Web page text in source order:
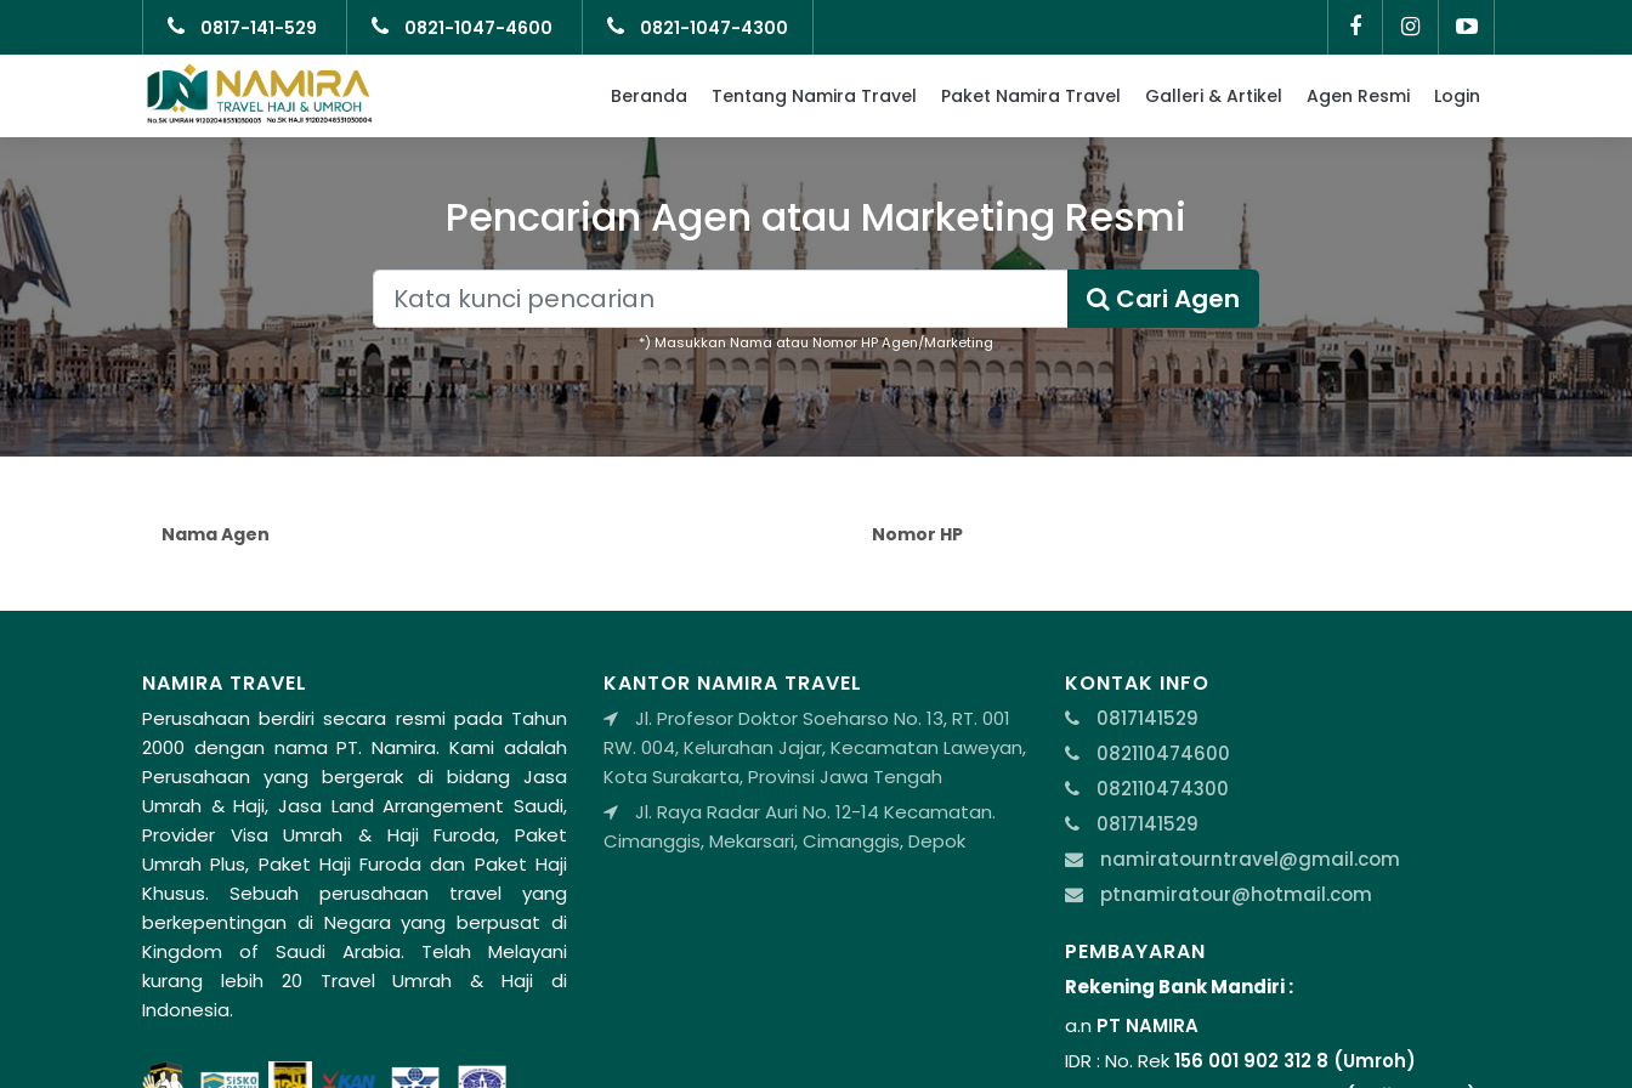
0817-141-529 0821-1047-4600 0821-1047-4300
Beranda Tentang Namira Travel Paket Namira Travel Galleri & Artikel Agen Resmi Login
Pencarian Agen atau Marketing Resmi
Cari Agen
*) Masukkan Nama atau Nomor HP Agen/Marketing
Nama Agen Nomor HP
NAMIRA TRAVEL
Perusahaan berdiri secara resmi pada Tahun
2000 dengan nama PT. Namira. Kami adalah
Perusahaan yang bergerak di bidang Jasa
Umrah & Haji, Jasa Land Arrangement Saudi,
Provider Visa Umrah & Haji Furoda, Paket
Umrah Plus, Paket Haji Furoda dan Paket Haji
Khusus. Sebuah perusahaan travel yang
berkepentingan di Negara yang berpusat di
Kingdom of Saudi Arabia. Telah Melayani
kurang lebih 20 Travel Umrah & Haji di
Indonesia.
KANTOR NAMIRA TRAVEL
Jl. Profesor Doktor Soeharso No. 13, RT. 001
RW. 004, Kelurahan Jajar, Kecamatan Laweyan,
Kota Surakarta, Provinsi Jawa Tengah
Jl. Raya Radar Auri No. 12-14 Kecamatan.
Cimanggis, Mekarsari, Cimanggis, Depok
KONTAK INFO
0817141529
082110474600
082110474300
0817141529
namiratourntravel@gmail.com
ptnamiratour@hotmail.com
PEMBAYARAN
Rekening Bank Mandiri :
a.n PT NAMIRA
IDR : No. Rek156 001 902 312 8 (Umroh)